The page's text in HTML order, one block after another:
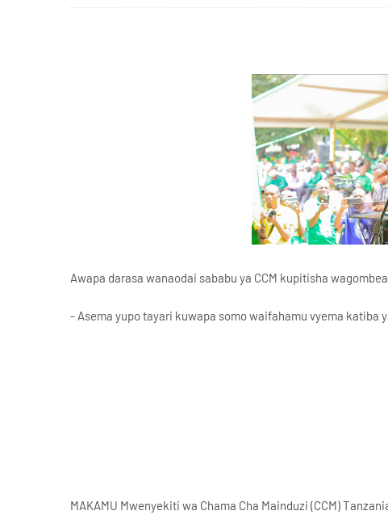
Awapa darasa wanaodai sababu ya CCM kupitisha
- Asema yupo tayari kuwapa somo waifahamu vyema katiba
MAKAMU Mwenyekiti wa Chama Cha Mainduzi (CCM)